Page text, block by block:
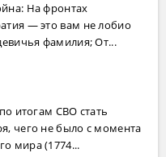
На фронтах
— это вам не лобио
фамилия; От...
итогам СВО стать
чего не было с момента
мира (1774...